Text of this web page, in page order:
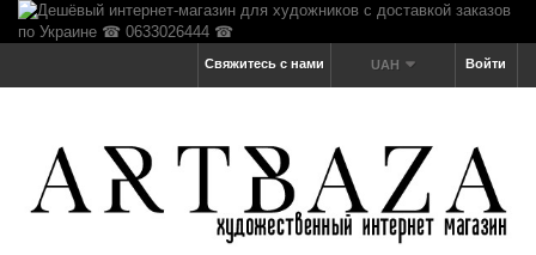
Войти
UAH
Свяжитесь с нами